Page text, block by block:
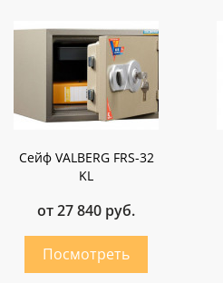
Сейф VALBERG FRS-32
KL
от 27 840 руб.